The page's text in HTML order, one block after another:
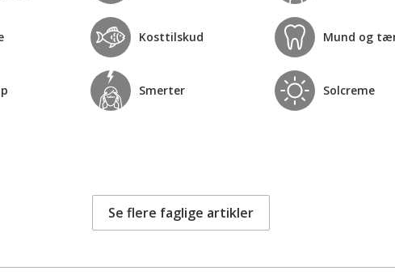
Kosttilskud Mund og
Smerter Solcreme
Se flere faglige artikler